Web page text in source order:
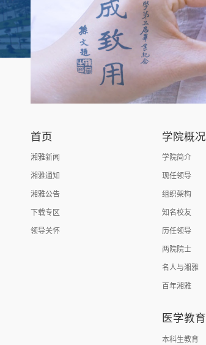
首页
湘雅新闻
湘雅通知
湘雅公告
下载专区
领导关怀
学院概况
学院简介
现任领导
组织架构
知名校友
历任领导
两院院士
名人与湘雅
百年湘雅
医学教育
本科生教育